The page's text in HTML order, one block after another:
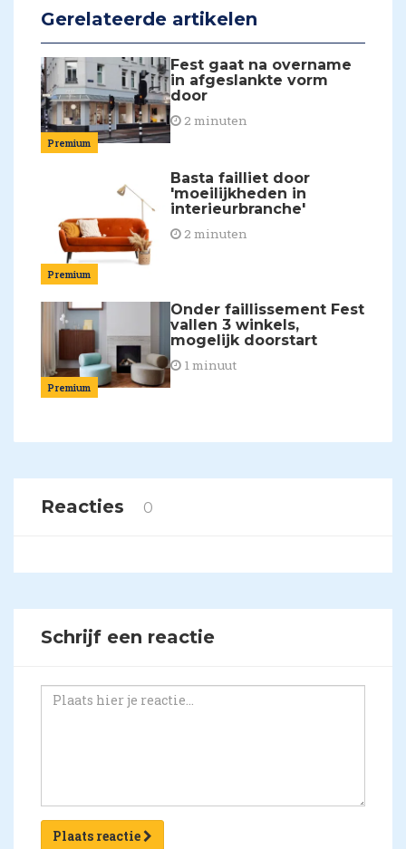
Gerelateerde artikelen
Premium
Fest gaat na overname
in afgeslankte vorm
door
2 minuten
Premium
Basta failliet door
'moeilijkheden in
interieurbranche'
2 minuten
Premium
Onder faillissement Fest
vallen 3 winkels,
mogelijk doorstart
1 minuut
Reacties 0
Schrijf een reactie
Plaats reactie